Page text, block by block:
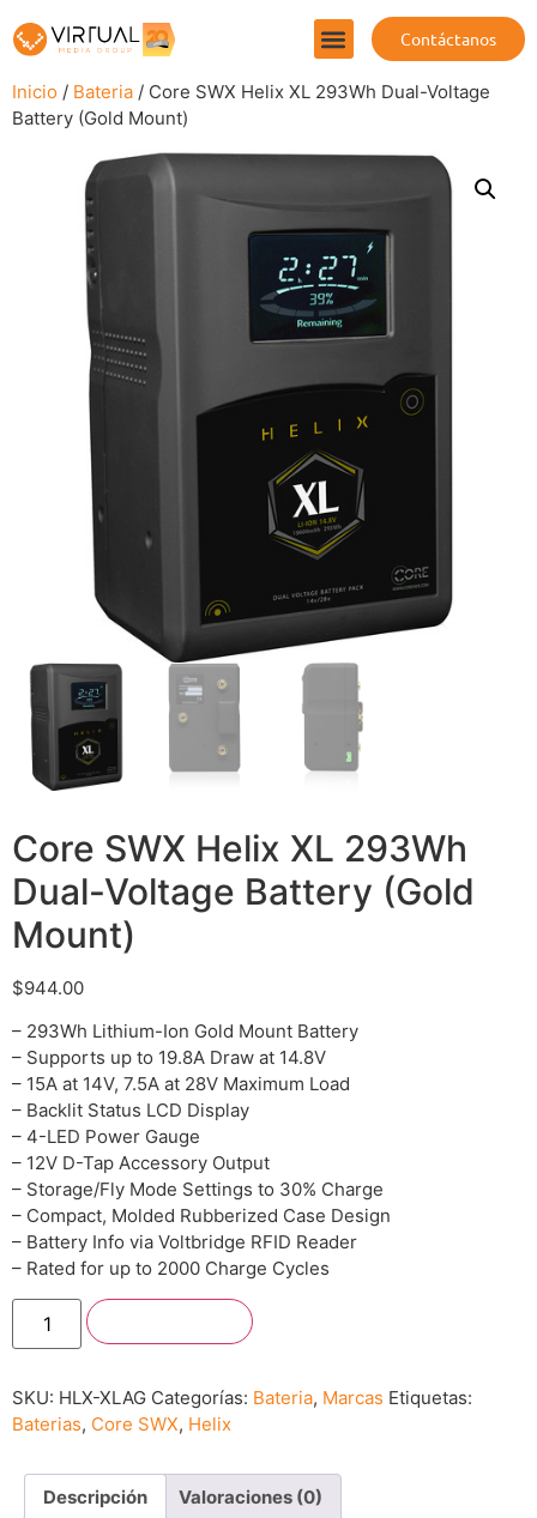
Contáctanos
Inicio / Bateria / Core SWX Helix XL 293Wh Dual-Voltage
Battery (Gold Mount)
Core SWX Helix XL 293Wh
Dual-Voltage Battery (Gold
Mount)
$944.00
– 293Wh Lithium-Ion Gold Mount Battery
– Supports up to 19.8A Draw at 14.8V
– 15A at 14V, 7.5A at 28V Maximum Load
– Backlit Status LCD Display
– 4-LED Power Gauge
– 12V D-Tap Accessory Output
– Storage/Fly Mode Settings to 30% Charge
– Compact, Molded Rubberized Case Design
– Battery Info via Voltbridge RFID Reader
– Rated for up to 2000 Charge Cycles
SKU: HLX-XLAG Categorías: Bateria, Marcas Etiquetas:
Baterias, Core SWX, Helix
Descripción Valoraciones (0)